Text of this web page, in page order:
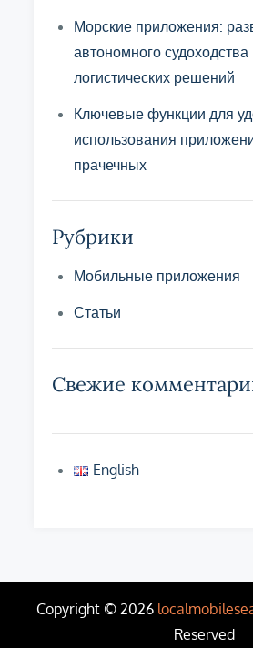
Морские приложения:
автономного судоходства
логистических решений
Ключевые функции для
использования
прачечных
Рубрики
Мобильные приложения
Статьи
Свежие
English
Copyright © 2026
Reserved